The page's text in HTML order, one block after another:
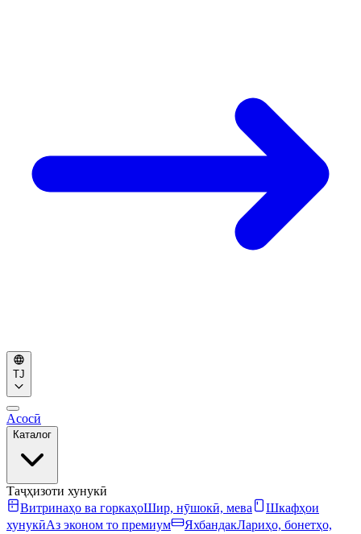
TJ
Асосӣ
Каталог
Таҷҳизоти хунукӣ
Витринаҳо ва горкаҳоШир, нӯшокӣ, мева
Шкафҳои
хунукӣАз эконом то премиум ЯхбандакЛариҳо, бонетҳо,